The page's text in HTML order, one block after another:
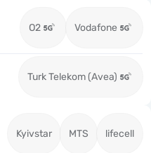
O2 Vodafone
Turk Telekom (Avea)
Kyivstar MTS lifecell